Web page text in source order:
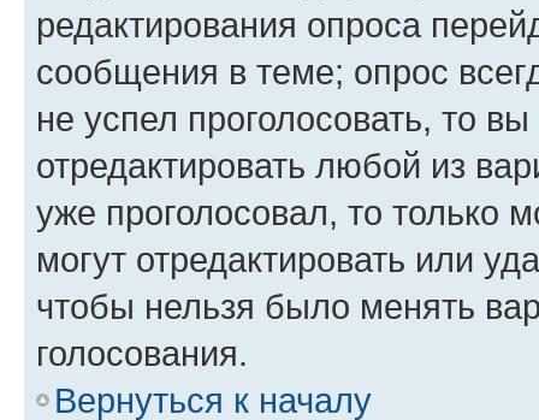
редактирования опроса
сообщения в теме; опрос
не успел проголосовать, то
отредактировать любой из
уже проголосовал, то только
могут отредактировать или
чтобы нельзя было менять
голосования.
Вернуться к началу